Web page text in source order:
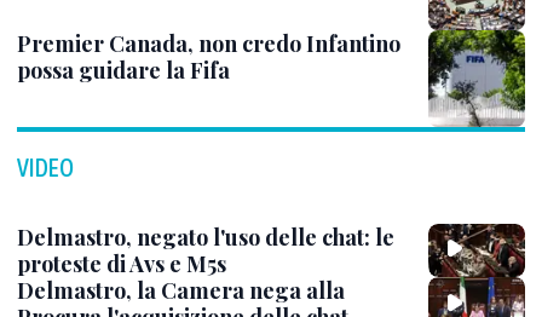
Premier Canada, non credo Infantino
possa guidare la Fifa
VIDEO
Delmastro, negato l'uso delle chat: le
proteste di Avs e M5s
Delmastro, la Camera nega alla